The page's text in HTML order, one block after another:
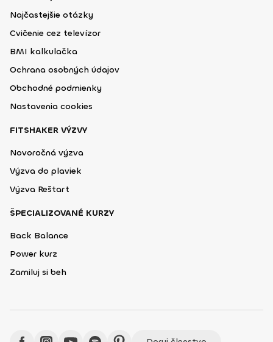
Najčastejšie otázky
Cvičenie cez televízor
BMI kalkulačka
Ochrana osobných údajov
Obchodné podmienky
Nastavenia cookies
FITSHAKER VÝZVY
Novoročná výzva
Výzva do plaviek
Výzva Reštart
ŠPECIALIZOVANÉ KURZY
Back Balance
Power kurz
Zamiluj si beh